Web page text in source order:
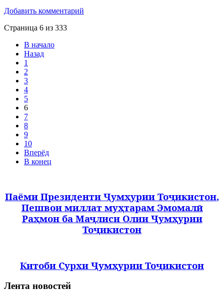
Добавить комментарий
Страница 6 из 333
В начало
Назад
1
2
3
4
5
6
7
8
9
10
Вперёд
В конец
Паёми Президенти Ҷумҳурии Тоҷикистон,
Пешвои миллат муҳтарам Эмомалӣ
Раҳмон ба Маҷлиси Олии Ҷумҳурии
Тоҷикистон
Китоби Сурхи Ҷумҳурии Тоҷикистон
Лента новостей